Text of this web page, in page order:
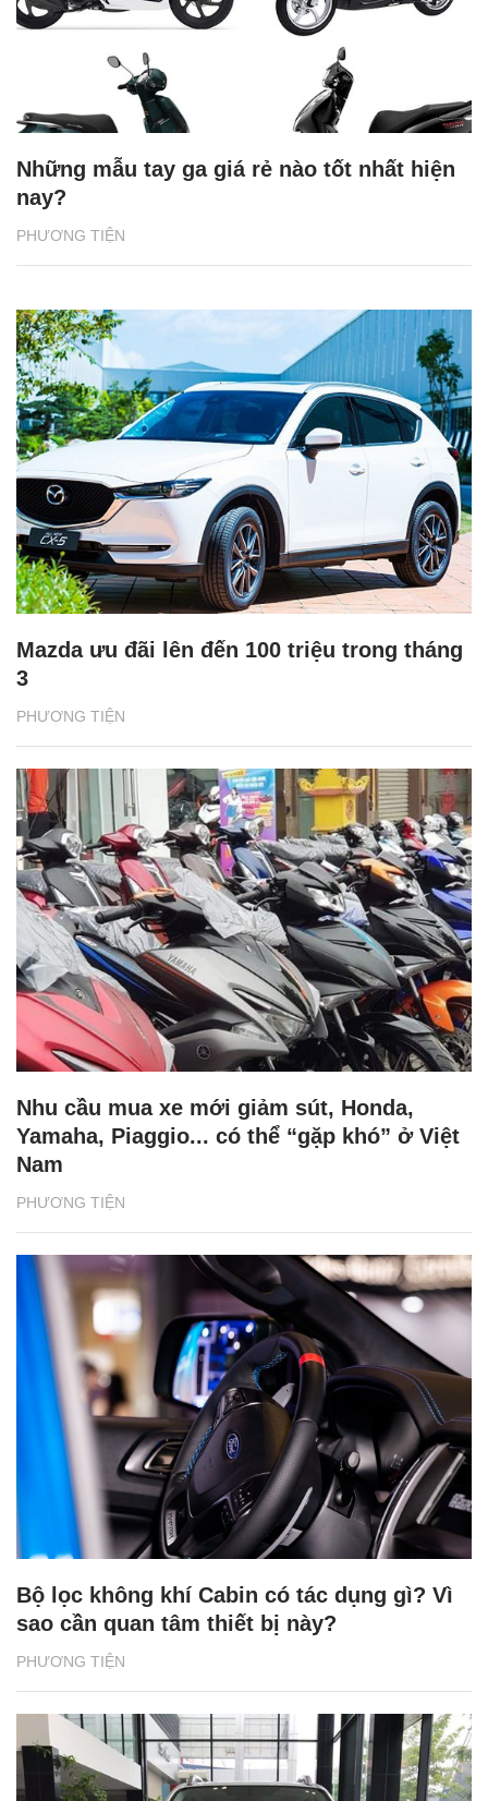
PHƯƠNG TIỆN
Những mẫu tay ga giá rẻ nào tốt nhất hiện
nay?
PHƯƠNG TIỆN
Mazda ưu đãi lên đến 100 triệu trong tháng
3
PHƯƠNG TIỆN
Nhu cầu mua xe mới giảm sút, Honda,
Yamaha, Piaggio... có thể “gặp khó” ở Việt
Nam
PHƯƠNG TIỆN
Bộ lọc không khí Cabin có tác dụng gì? Vì
sao cần quan tâm thiết bị này?